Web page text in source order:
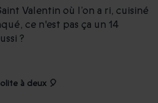
Valentin où l’on a ri, cuisiné
ce n'est pas ça un 14
?
à deux 🎈